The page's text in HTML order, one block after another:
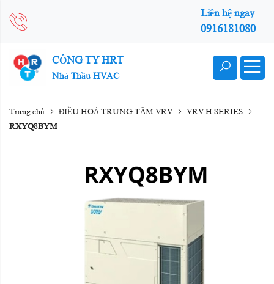
Liên hệ ngay
0916181080
CÔNG TY HRT
Nhà Thầu HVAC
Trang chủ ĐIỀU HOÀ TRUNG TÂM VRV
VRV H SERIES
RXYQ8BYM